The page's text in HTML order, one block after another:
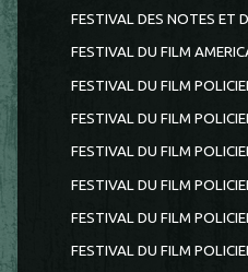
FESTIVAL DES NOTES ET
FESTIVAL DU FILM
FESTIVAL DU FILM
FESTIVAL DU FILM
FESTIVAL DU FILM
FESTIVAL DU FILM
FESTIVAL DU FILM
FESTIVAL DU FILM